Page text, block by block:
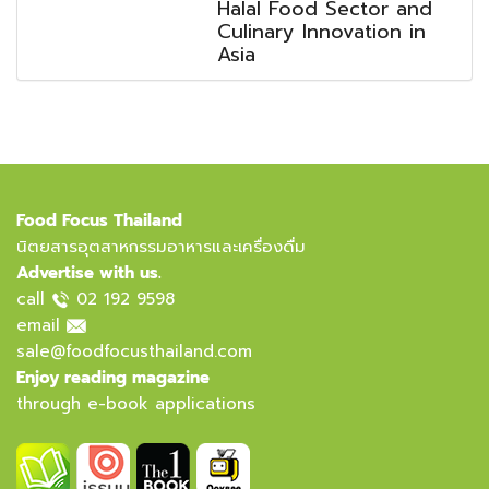
Halal Food Sector and
Culinary Innovation in
Asia
Food Focus Thailand
นิตยสารอุตสาหกรรมอาหารและเครื่องดื่ม
Advertise with us.
call
02 192 9598
email
sale@foodfocusthailand.com
Enjoy reading magazine
through e-book applications